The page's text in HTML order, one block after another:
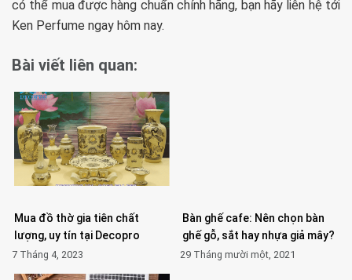
có thể mua được hàng chuẩn chính hãng, bạn hãy liên hệ tới
Ken Perfume ngay hôm nay.
Bài viết liên quan:
Mua đồ thờ gia tiên chất
lượng, uy tín tại Decopro
7 Tháng 4, 2023
Bàn ghế cafe: Nên chọn bàn
ghế gỗ, sắt hay nhựa giả mây?
29 Tháng mười một, 2021